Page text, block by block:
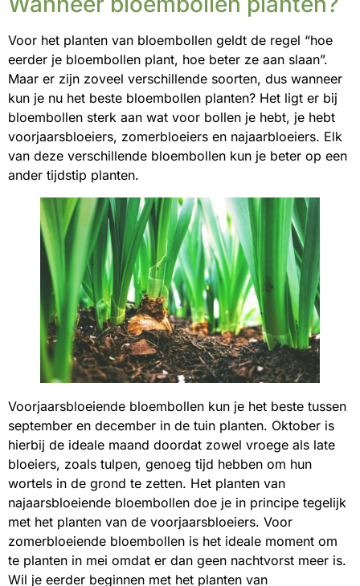
Voor het planten van bloembollen geldt de regel “hoe
eerder je bloembollen plant, hoe beter ze aan slaan”.
Maar er zijn zoveel verschillende soorten, dus wanneer
kun je nu het beste bloembollen planten? Het ligt er bij
bloembollen sterk aan wat voor bollen je hebt, je hebt
voorjaarsbloeiers, zomerbloeiers en najaarbloeiers. Elk
van deze verschillende bloembollen kun je beter op een
ander tijdstip planten.
Voorjaarsbloeiende bloembollen kun je het beste tussen
september en december in de tuin planten. Oktober is
hierbij de ideale maand doordat zowel vroege als late
bloeiers, zoals tulpen, genoeg tijd hebben om hun
wortels in de grond te zetten. Het planten van
najaarsbloeiende bloembollen doe je in principe tegelijk
met het planten van de voorjaarsbloeiers. Voor
zomerbloeiende bloembollen is het ideale moment om
te planten in mei omdat er dan geen nachtvorst meer is.
Wil je eerder beginnen met het planten van